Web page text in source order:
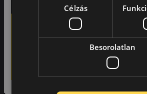
Laca
A bolt
Célzás
Besorolatlan